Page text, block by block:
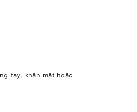
tay, khăn mặt hoặc